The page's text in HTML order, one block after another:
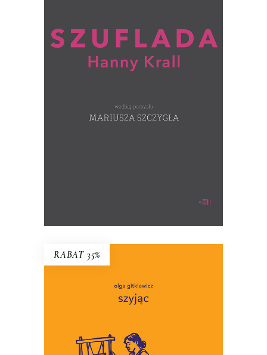
pomysłu MARIUSZA SZCZYGŁA
Co Hanna Krall trzyma w szufladzie?
(ręcznie numerowane egzemplarze –
RABAT 35%
To miniaturowe eseje o
codzienności, w której wymagamy